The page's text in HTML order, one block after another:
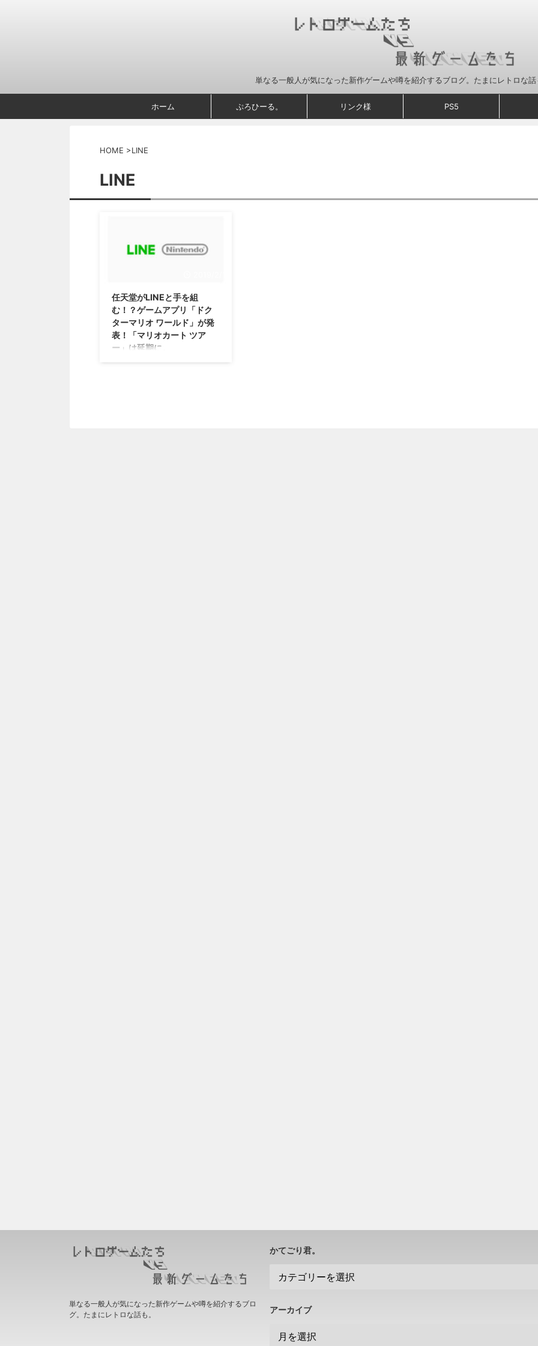
単なる一般人が気になった新作ゲームや噂を紹介するブログ。たまにレトロな話
ホーム ぷろひーる。 リンク様 PS5
HOME >LINE
LINE
任天堂がLINEと手を組
む！？ゲームアプリ「ドク
ターマリオ ワールド」が発
表！「マリオカート ツア
ー」は延期に。
かてごり君。
アーカイブ
単なる一般人が気になった新作ゲームや噂を紹介するブロ
グ。たまにレトロな話も。